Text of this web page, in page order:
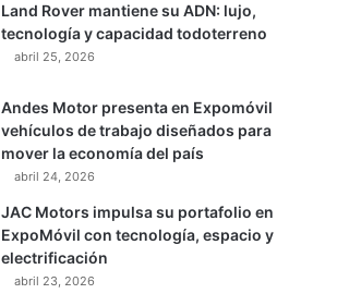
Land Rover mantiene su ADN: lujo,
tecnología y capacidad todoterreno
abril 25, 2026
Andes Motor presenta en Expomóvil
vehículos de trabajo diseñados para
mover la economía del país
abril 24, 2026
JAC Motors impulsa su portafolio en
ExpoMóvil con tecnología, espacio y
electrificación
abril 23, 2026